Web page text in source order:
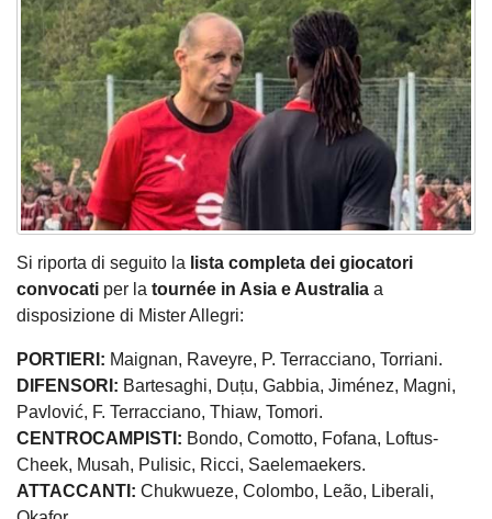
Si riporta di seguito la lista completa dei giocatori
convocati per la tournée in Asia e Australia a
disposizione di Mister Allegri:
PORTIERI: Maignan, Raveyre, P. Terracciano, Torriani.
DIFENSORI: Bartesaghi, Duțu, Gabbia, Jiménez, Magni,
Pavlović, F. Terracciano, Thiaw, Tomori.
CENTROCAMPISTI: Bondo, Comotto, Fofana, Loftus-
Cheek, Musah, Pulisic, Ricci, Saelemaekers.
ATTACCANTI: Chukwueze, Colombo, Leão, Liberali,